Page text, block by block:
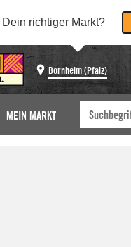
Dein richtiger Markt?
Bornheim (Pfalz)
MEIN MARKT